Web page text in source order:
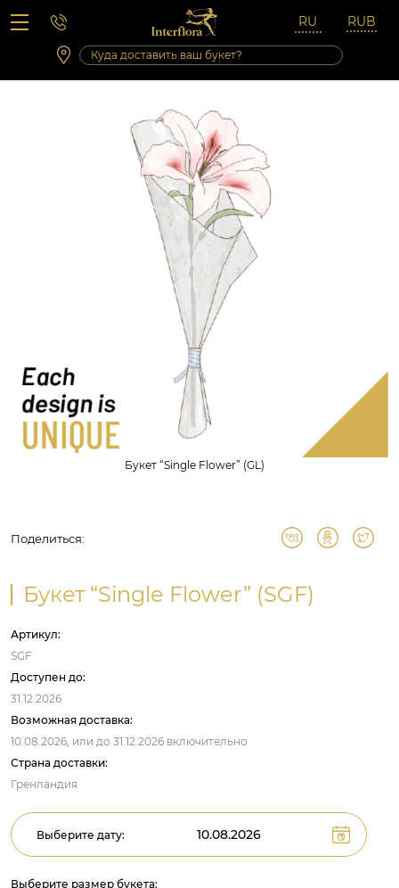
Вопросы-ответы
Сб 10:00 ‐ 14:00
Выходные и праздничные дни
Букет “Single Flower” (GL)
Поделиться:
Букет “Single Flower” (SGF)
Артикул:
SGF
Доступен до:
31.12.2026
Возможная доставка:
10.08.2026, или до 31.12.2026 включительно
Страна доставки:
Гренландия
Выберите дату:
Выберите размер букета: